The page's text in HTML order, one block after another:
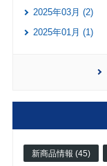
2025年03月 (2)
2025年01月 (1)
新商品情報 (45)